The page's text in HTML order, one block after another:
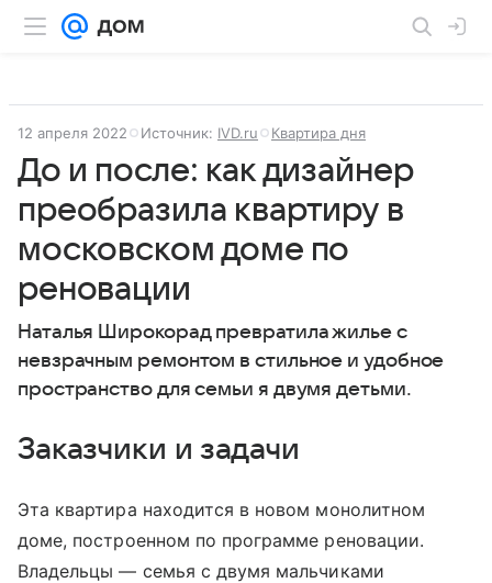
12 апреля 2022 Источник: IVD.ru Квартира дня
До и после: как дизайнер
преобразила квартиру в
московском доме по
реновации
Наталья Широкорад превратила жилье с
невзрачным ремонтом в стильное и удобное
пространство для семьи я двумя детьми.
Заказчики и задачи
Эта квартира находится в новом монолитном
доме, построенном по программе реновации.
Владельцы — семья с двумя мальчиками